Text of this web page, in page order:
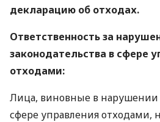
декларацию об отходах.
Ответственность за
законодательства в сфере
отходами:
Лица, виновные в нарушении
сфере управления отходами,